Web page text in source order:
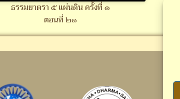
ธรรมยาตรา ๕ แผ่นดิน ครั้งที่ ๑
ตอนที่ ๒๑